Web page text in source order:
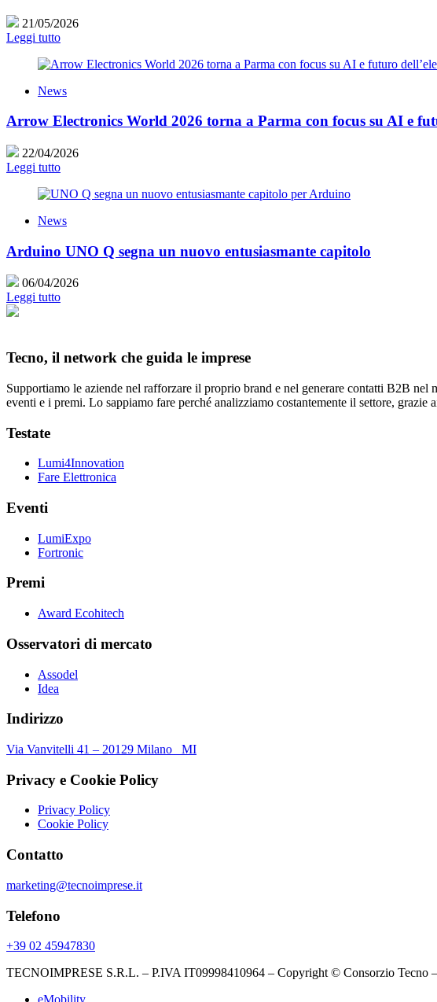
21/05/2026
Leggi tutto
News
Arrow Electronics World 2026 torna a Parma con focus su AI e
22/04/2026
Leggi tutto
News
Arduino UNO Q segna un nuovo entusiasmante capitolo
06/04/2026
Leggi tutto
Tecno, il network che guida le imprese
Supportiamo le aziende nel rafforzare il proprio brand e nel generare contatti B2B
eventi e i premi. Lo sappiamo fare perché analizziamo costantemente il settore,
Testate
Lumi4Innovation
Fare Elettronica
Eventi
LumiExpo
Fortronic
Premi
Award Ecohitech
Osservatori di mercato
Assodel
Idea
Indirizzo
Via Vanvitelli 41 – 20129 Milano MI
Privacy e Cookie Policy
Privacy Policy
Cookie Policy
Contatto
marketing@tecnoimprese.it
Telefono
+39 02 45947830
TECNOIMPRESE S.R.L. – P.IVA IT09998410964 – Copyright © Consorzio